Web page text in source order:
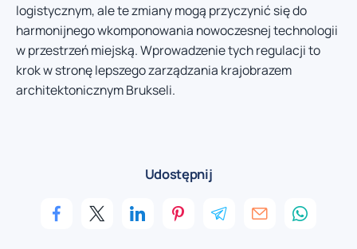
logistycznym, ale te zmiany mogą przyczynić się do
harmonijnego wkomponowania nowoczesnej technologii
w przestrzeń miejską. Wprowadzenie tych regulacji to
krok w stronę lepszego zarządzania krajobrazem
architektonicznym Brukseli.
Udostępnij